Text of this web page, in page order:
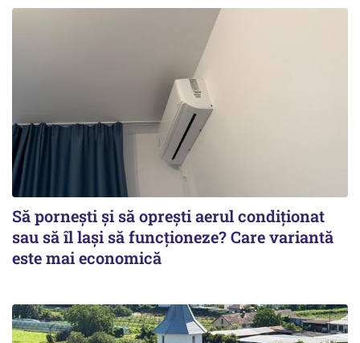
Să pornești și să oprești aerul condiționat
sau să îl lași să funcționeze? Care variantă
este mai economică